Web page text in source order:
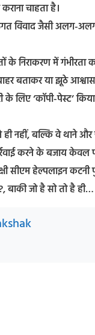
चाहता है।
विवाद जैसी अलग-
के निराकरण में गंभीरता
बताकर या झूठे
लिए ‘कॉपी-पेस्ट’
नहीं, बल्कि वे थाने और
करने के बजाय
सीएम हेल्पलाइन
जो है सो तो है ही…